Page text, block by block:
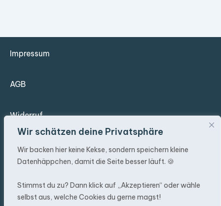
Wir schätzen deine Privatsphäre
Wir backen hier keine Kekse, sondern speichern kleine
Datenhäppchen, damit die Seite besser läuft. 🍪
Stimmst du zu? Dann klick auf „Akzeptieren“ oder wähle
selbst aus, welche Cookies du gerne magst!
Impressum
AGB
Widerruf
Datenschutz